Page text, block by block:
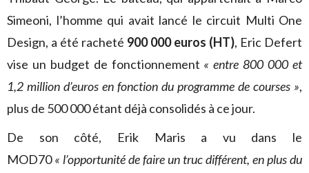
Simeoni, l’homme qui avait lancé le circuit Multi One
Design, a été racheté 900 000 euros (HT), Eric Defert
vise un budget de fonctionnement « entre 800 000 et
1,2 million d’euros en fonction du programme de courses »,
plus de 500 000 étant déjà consolidés à ce jour.
De son côté, Erik Maris a vu dans le
MOD70« l’opportunité de faire un truc différent, en plus du